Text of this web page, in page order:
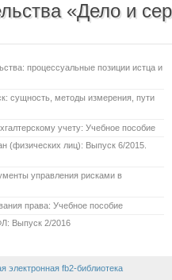
«Дело и
процессуальные позиции истца и
сущность, методы измерения, пути
учету: Учебное пособие
(физических лиц): Выпуск 6/2015.
управления рисками в
права: Учебное пособие
Выпуск 2/2016
электронная fb2-библиотека